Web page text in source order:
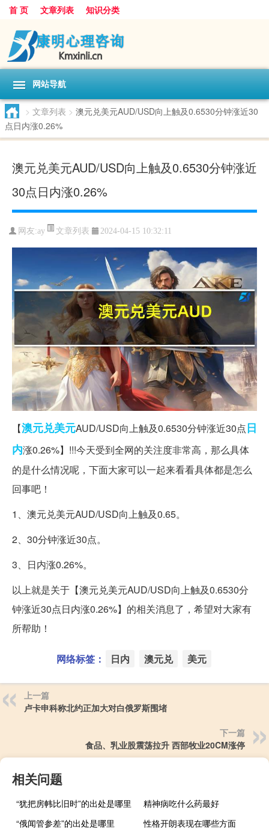
首 页 文章列表 知识分类
网站导航
> 文章列表 > 澳元兑美元AUD/USD向上触及0.6530分钟涨近30
点日内涨0.26%
澳元兑美元AUD/USD向上触及0.6530分钟涨近
30点日内涨0.26%
网友:ay 文章列表 2024-04-15 10:32:11
【澳元兑美元AUD/USD向上触及0.6530分钟涨近30点日
内涨0.26%】!!!今天受到全网的关注度非常高，那么具体
的是什么情况呢，下面大家可以一起来看看具体都是怎么
回事吧！
1、澳元兑美元AUD/USD向上触及0.65。
2、30分钟涨近30点。
3、日内涨0.26%。
以上就是关于【澳元兑美元AUD/USD向上触及0.6530分
钟涨近30点日内涨0.26%】的相关消息了，希望对大家有
所帮助！
网络标签： 日内 澳元兑 美元
上一篇
卢卡申科称北约正加大对白俄罗斯围堵
下一篇
食品、乳业股震荡拉升 西部牧业20CM涨停
相关问题
“犹把房帏比旧时”的出处是哪里
精神病吃什么药最好
“俄闻管参差”的出处是哪里
性格开朗表现在哪些方面